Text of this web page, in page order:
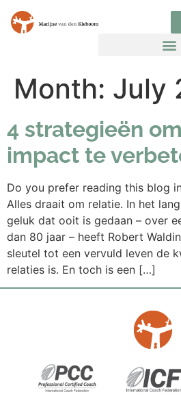
Month: July
4 strategieën
impact te
Do you prefer reading this blog
Alles draait om relatie. In het
geluk dat ooit is gedaan – over
dan 80 jaar – heeft Robert
sleutel tot een vervuld leven de
relaties is. En toch is een […]